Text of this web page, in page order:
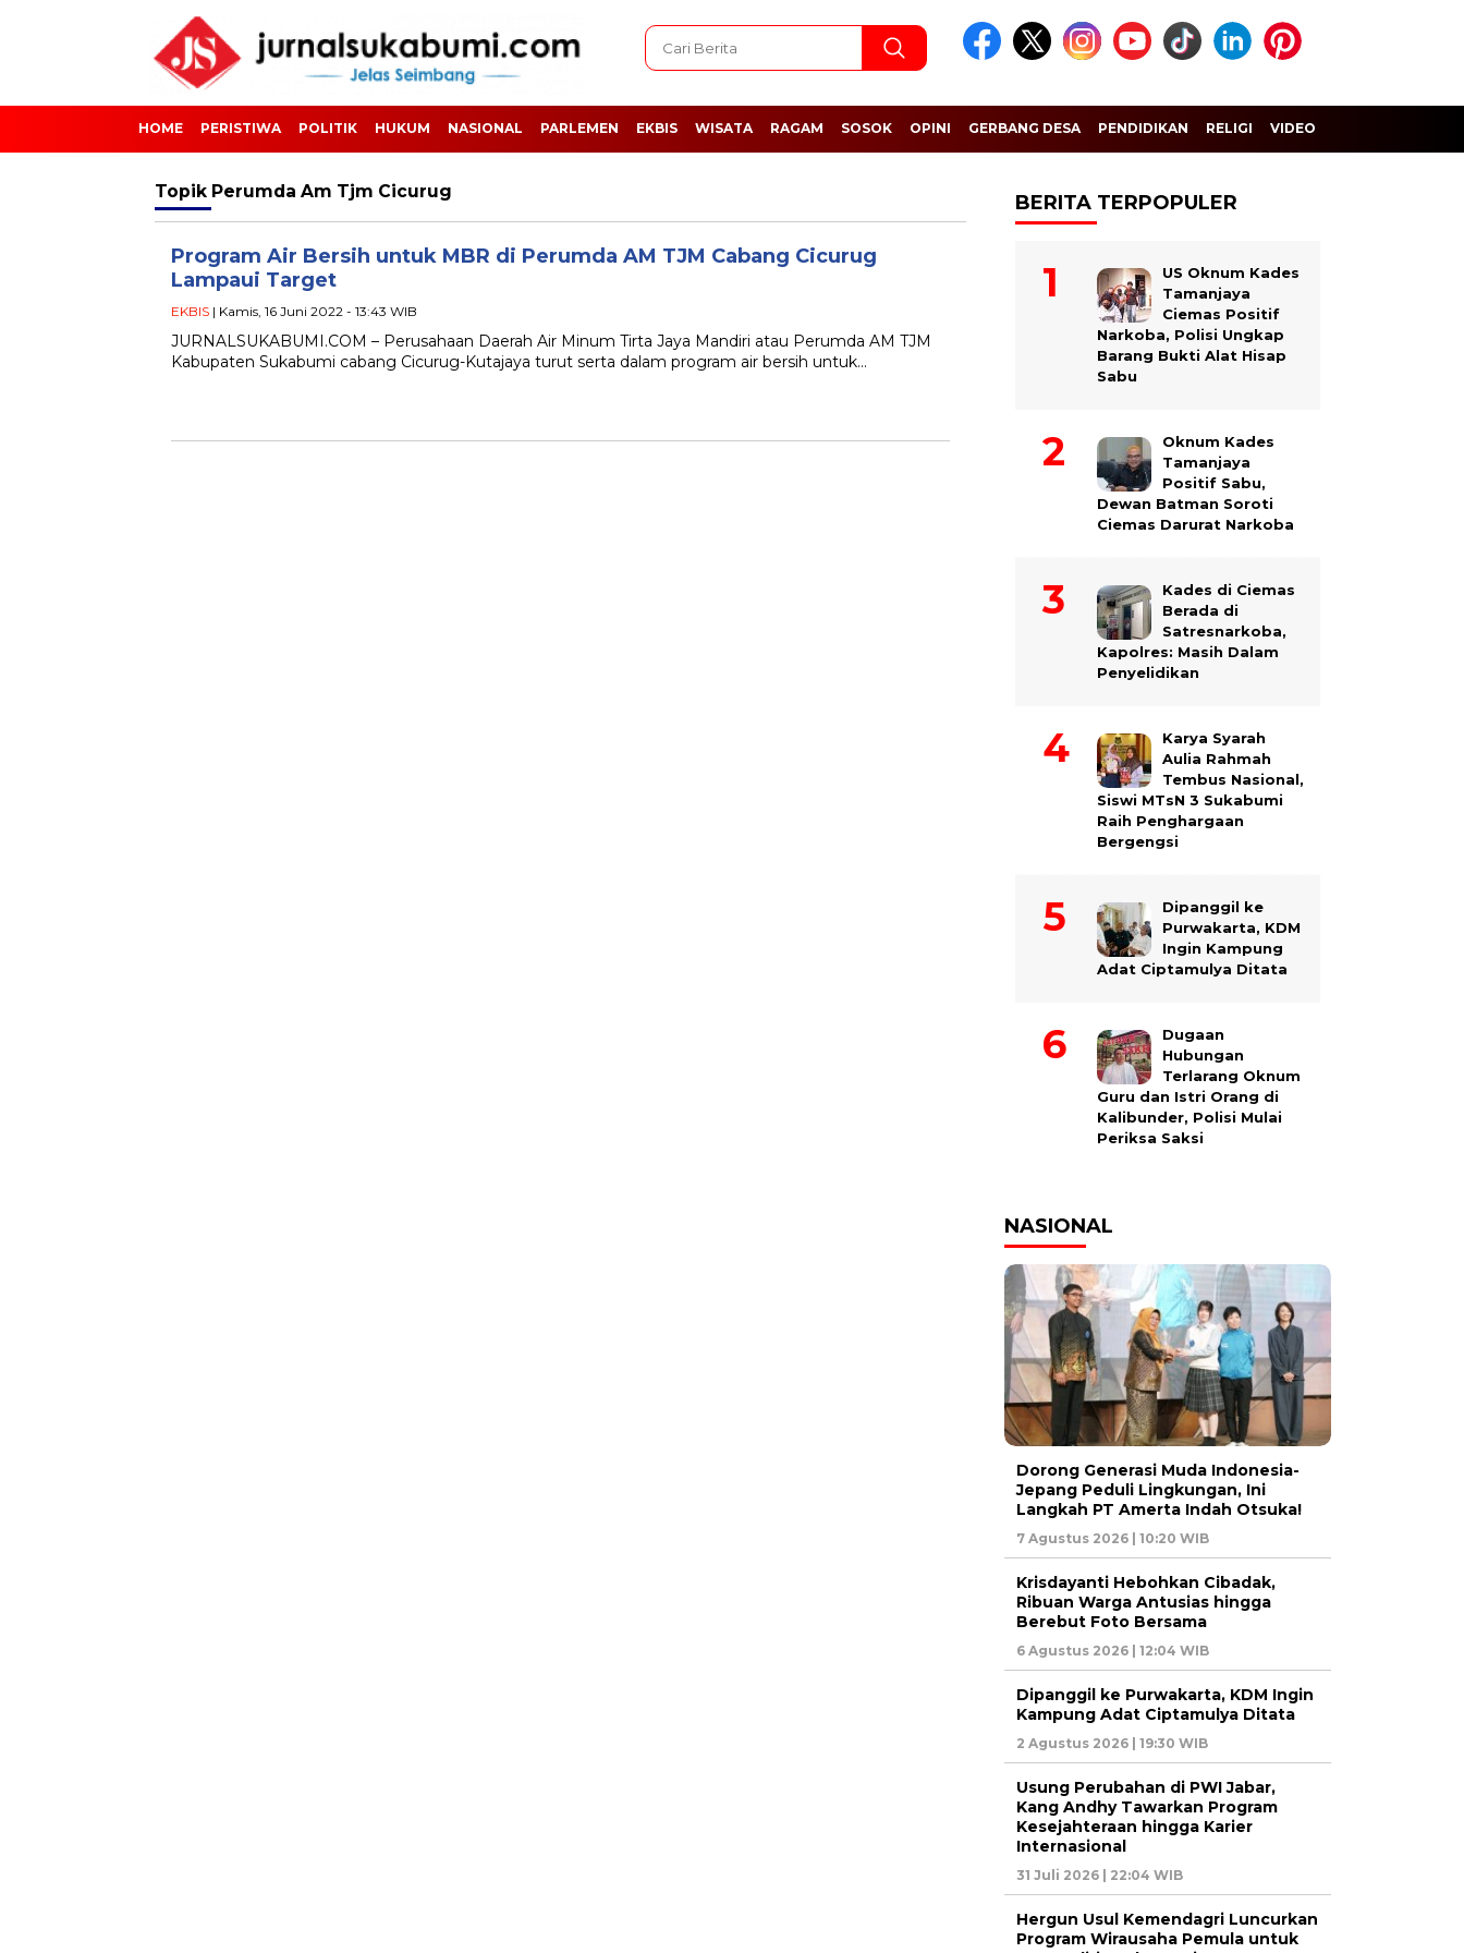
HOME PERISTIWA POLITIK HUKUM NASIONAL PARLEMEN EKBIS WISATA RAGAM SOSOK OPINI GERBANG DESA PENDIDIKAN RELIGI VIDEO
Topik Perumda Am Tjm Cicurug
Program Air Bersih untuk MBR di Perumda AM TJM Cabang Cicurug
Lampaui Target
EKBIS | Kamis, 16 Juni 2022 - 13:43 WIB
JURNALSUKABUMI.COM – Perusahaan Daerah Air Minum Tirta Jaya Mandiri atau Perumda AM TJM
Kabupaten Sukabumi cabang Cicurug-Kutajaya turut serta dalam program air bersih untuk…
BERITA TERPOPULER
US Oknum Kades
Tamanjaya
Ciemas Positif
Narkoba, Polisi Ungkap
Barang Bukti Alat Hisap
Sabu
Oknum Kades
Tamanjaya
Positif Sabu,
Dewan Batman Soroti
Ciemas Darurat Narkoba
Kades di Ciemas
Berada di
Satresnarkoba,
Kapolres: Masih Dalam
Penyelidikan
Karya Syarah
Aulia Rahmah
Tembus Nasional,
Siswi MTsN 3 Sukabumi
Raih Penghargaan
Bergengsi
Dipanggil ke
Purwakarta, KDM
Ingin Kampung
Adat Ciptamulya Ditata
Dugaan
Hubungan
Terlarang Oknum
Guru dan Istri Orang di
Kalibunder, Polisi Mulai
Periksa Saksi
NASIONAL
Dorong Generasi Muda Indonesia-
Jepang Peduli Lingkungan, Ini
Langkah PT Amerta Indah Otsuka!
7 Agustus 2026 | 10:20 WIB
Krisdayanti Hebohkan Cibadak,
Ribuan Warga Antusias hingga
Berebut Foto Bersama
6 Agustus 2026 | 12:04 WIB
Dipanggil ke Purwakarta, KDM Ingin
Kampung Adat Ciptamulya Ditata
2 Agustus 2026 | 19:30 WIB
Usung Perubahan di PWI Jabar,
Kang Andhy Tawarkan Program
Kesejahteraan hingga Karier
Internasional
31 Juli 2026 | 22:04 WIB
Hergun Usul Kemendagri Luncurkan
Program Wirausaha Pemula untuk